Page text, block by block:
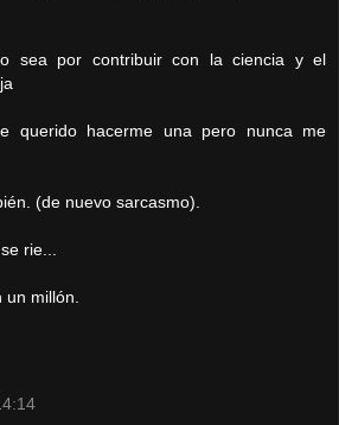
sea por contribuir con la ciencia y el
querido hacerme una pero nunca me
(de nuevo sarcasmo).
rie...
millón.